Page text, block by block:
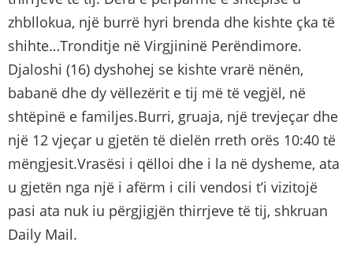
zhbllokua, një burrë hyri brenda dhe kishte çka të
shihte…Tronditje në Virgjininë Perëndimore.
Djaloshi (16) dyshohej se kishte vrarë nënën,
babanë dhe dy vëllezërit e tij më të vegjël, në
shtëpinë e familjes.Burri, gruaja, një trevjeçar dhe
një 12 vjeçar u gjetën të dielën rreth orës 10:40 të
mëngjesit.Vrasësi i qëlloi dhe i la në dysheme, ata
u gjetën nga një i afërm i cili vendosi t’i vizitojë
pasi ata nuk iu përgjigjën thirrjeve të tij, shkruan
Daily Mail.